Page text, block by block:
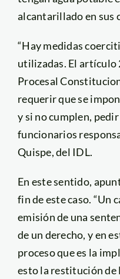
alcantarillado en sus
“Hay medidas
utilizadas. El artículo
Procesal
requerir que se
y si no cumplen,
funcionarios
Quispe, del IDL.
En este sentido,
fin de este caso. “Un
emisión de una
de un derecho, y en
proceso que es la
esto la restitución de